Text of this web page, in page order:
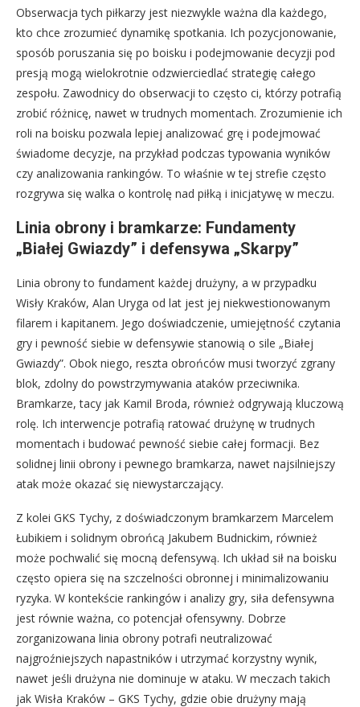
Obserwacja tych piłkarzy jest niezwykle ważna dla każdego,
kto chce zrozumieć dynamikę spotkania. Ich pozycjonowanie,
sposób poruszania się po boisku i podejmowanie decyzji pod
presją mogą wielokrotnie odzwierciedlać strategię całego
zespołu. Zawodnicy do obserwacji to często ci, którzy potrafią
zrobić różnicę, nawet w trudnych momentach. Zrozumienie ich
roli na boisku pozwala lepiej analizować grę i podejmować
świadome decyzje, na przykład podczas typowania wyników
czy analizowania rankingów. To właśnie w tej strefie często
rozgrywa się walka o kontrolę nad piłką i inicjatywę w meczu.
Linia obrony i bramkarze: Fundamenty
„Białej Gwiazdy” i defensywa „Skarpy”
Linia obrony to fundament każdej drużyny, a w przypadku
Wisły Kraków, Alan Uryga od lat jest jej niekwestionowanym
filarem i kapitanem. Jego doświadczenie, umiejętność czytania
gry i pewność siebie w defensywie stanowią o sile „Białej
Gwiazdy”. Obok niego, reszta obrońców musi tworzyć zgrany
blok, zdolny do powstrzymywania ataków przeciwnika.
Bramkarze, tacy jak Kamil Broda, również odgrywają kluczową
rolę. Ich interwencje potrafią ratować drużynę w trudnych
momentach i budować pewność siebie całej formacji. Bez
solidnej linii obrony i pewnego bramkarza, nawet najsilniejszy
atak może okazać się niewystarczający.
Z kolei GKS Tychy, z doświadczonym bramkarzem Marcelem
Łubikiem i solidnym obrońcą Jakubem Budnickim, również
może pochwalić się mocną defensywą. Ich układ sił na boisku
często opiera się na szczelności obronnej i minimalizowaniu
ryzyka. W kontekście rankingów i analizy gry, siła defensywna
jest równie ważna, co potencjał ofensywny. Dobrze
zorganizowana linia obrony potrafi neutralizować
najgroźniejszych napastników i utrzymać korzystny wynik,
nawet jeśli drużyna nie dominuje w ataku. W meczach takich
jak Wisła Kraków – GKS Tychy, gdzie obie drużyny mają